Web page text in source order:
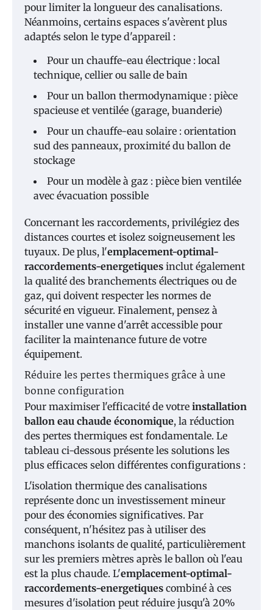
pour limiter la longueur des canalisations.
Néanmoins, certains espaces s'avèrent plus
adaptés selon le type d'appareil :
Pour un chauffe-eau électrique : local
technique, cellier ou salle de bain
Pour un ballon thermodynamique : pièce
spacieuse et ventilée (garage, buanderie)
Pour un chauffe-eau solaire : orientation
sud des panneaux, proximité du ballon de
stockage
Pour un modèle à gaz : pièce bien ventilée
avec évacuation possible
Concernant les raccordements, privilégiez des
distances courtes et isolez soigneusement les
tuyaux. De plus, l'emplacement-optimal-
raccordements-energetiques inclut également
la qualité des branchements électriques ou de
gaz, qui doivent respecter les normes de
sécurité en vigueur. Finalement, pensez à
installer une vanne d'arrêt accessible pour
faciliter la maintenance future de votre
équipement.
Réduire les pertes thermiques grâce à une
bonne configuration
Pour maximiser l'efficacité de votre installation
ballon eau chaude économique, la réduction
des pertes thermiques est fondamentale. Le
tableau ci-dessous présente les solutions les
plus efficaces selon différentes configurations :
L'isolation thermique des canalisations
représente donc un investissement mineur
pour des économies significatives. Par
conséquent, n'hésitez pas à utiliser des
manchons isolants de qualité, particulièrement
sur les premiers mètres après le ballon où l'eau
est la plus chaude. L'emplacement-optimal-
raccordements-energetiques combiné à ces
mesures d'isolation peut réduire jusqu'à 20%